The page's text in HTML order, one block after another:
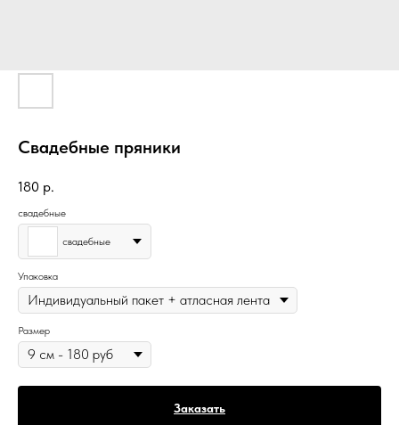
Свадебные пряники
180 р.
свадебные
свадебные
Упаковка
Размер
Заказать